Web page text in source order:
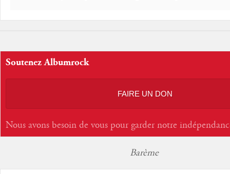
Soutenez Albumrock
FAIRE UN DON
Nous avons besoin de vous pour garder notre
Barème